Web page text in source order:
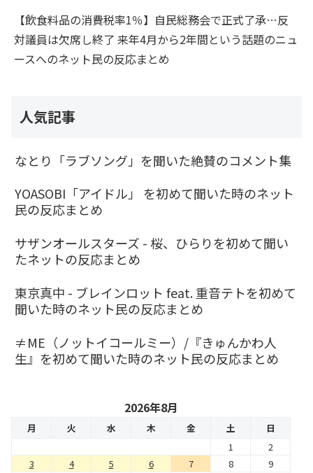
【飲食料品の消費税率1％】自民総務会で正式了承…反
対議員は欠席し終了 来年4月から2年間という話題のニュ
ースへのネット民の反応まとめ
人気記事
なとり「ラブソング」を聞いた絶賛のコメント集
YOASOBI「アイドル」 を初めて聞いた時のネット
民の反応まとめ
サザンオールスターズ - 桜、ひらりを初めて聞い
たネットの反応まとめ
東京真中 - ブレインロット feat. 重音テトを初めて
聞いた時のネット民の反応まとめ
≠ME（ノットイコールミー）/『きゅんかわ人
生』を初めて聞いた時のネット民の反応まとめ
2026年8月
月 火 水 木 金 土
日
1
2
3
4 5 6 7 8
9